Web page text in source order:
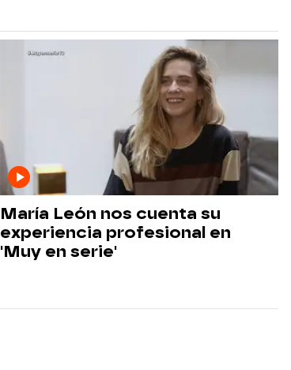
María León nos cuenta su
experiencia profesional en
'Muy en serie'